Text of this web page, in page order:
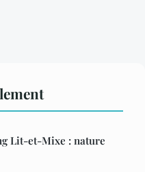
Lit-et-Mixe : nature